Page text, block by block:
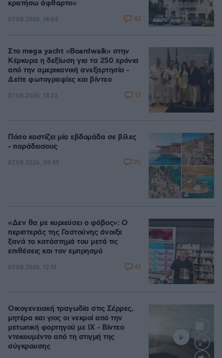
κρατήσω άφθαρτο»
07.08.2026, 14:04 43
Στο mega yacht «Boardwalk» στην
Κέρκυρα η δεξίωση για τα 250 χρόνια
από την αμερικανική ανεξαρτησία -
Δείτε φωτογραφίες και βίντεο
07.08.2026, 13:23 13
Πόσο κοστίζει μία εβδομάδα σε βίλες
- παράδεισους
07.08.2026, 09:43 25
«Δεν θα με κυριεύσει ο φόβος»: Ο
περιπτεράς της Γαστούνης άνοιξε
ξανά το κατάστημά του μετά τις
επιθέσεις και τον εμπρησμό
07.08.2026, 12:51 61
Οικογενειακή τραγωδία στις Σέρρες,
μητέρα και γιος οι νεκροί από την
μετωπική φορτηγού με ΙΧ - Βίντεο
ντοκουμέντο από τη στιγμή της
σύγκρουσης